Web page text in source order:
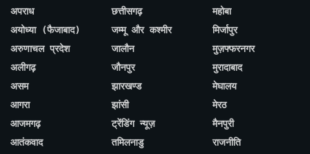
अपराध
अयोध्या (फैजाबाद)
अरुणाचल प्रदेश
अलीगढ़
असम
आगरा
आजमगढ़
आतंकवाद
छत्तीसगढ़
जम्मू और कश्मीर
जालौन
जौनपुर
झारखण्ड
झांसी
ट्रेंडिंग न्यूज़
तमिलनाडु
महोबा
मिर्जापुर
मुज़फ्फरनगर
मुरादाबाद
मेघालय
मेरठ
मैनपुरी
राजनीति